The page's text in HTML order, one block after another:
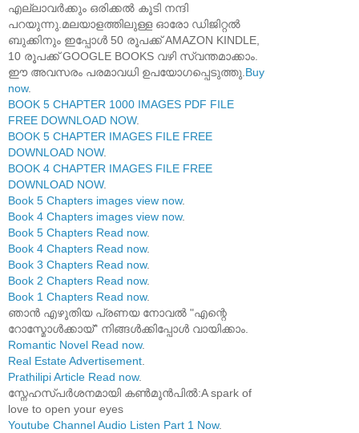
എല്ലാവർക്കും ഒരിക്കൽ കൂടി നന്ദി
പറയുന്നു.മലയാളത്തിലുള്ള ഓരോ ഡിജിറ്റൽ
ബുക്കിനും ഇപ്പോൾ 50 രൂപക്ക് AMAZON KINDLE,
10 രൂപക്ക് GOOGLE BOOKS വഴി സ്വന്തമാക്കാം.
ഈ അവസരം പരമാവധി ഉപയോഗപ്പെടുത്തു.Buy
now.
BOOK 5 CHAPTER 1000 IMAGES PDF FILE
FREE DOWNLOAD NOW.
BOOK 5 CHAPTER IMAGES FILE FREE
DOWNLOAD NOW.
BOOK 4 CHAPTER IMAGES FILE FREE
DOWNLOAD NOW.
Book 5 Chapters images view now.
Book 4 Chapters images view now.
Book 5 Chapters Read now.
Book 4 Chapters Read now.
Book 3 Chapters Read now.
Book 2 Chapters Read now.
Book 1 Chapters Read now.
ഞാൻ എഴുതിയ പ്രണയ നോവൽ "എന്റെ
റോസ്മോൾക്കായ്" നിങ്ങൾക്കിപ്പോൾ വായിക്കാം.
Romantic Novel Read now.
Real Estate Advertisement.
Prathilipi Article Read now.
സ്നേഹസ്പർശനമായി കൺമുൻപിൽ:A spark of
love to open your eyes
Youtube Channel Audio Listen Part 1 Now.